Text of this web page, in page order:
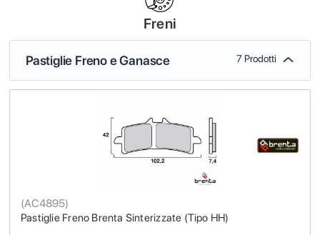
Freni
Pastiglie Freno e Ganasce 7 Prodotti
Pastiglie Freno Brenta Sinterizzate (Tipo HH)
(AC4895)